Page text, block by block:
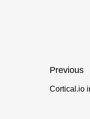
Previous
Previous
Cortical.io